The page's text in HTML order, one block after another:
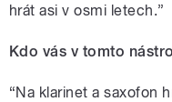
hrát asi v osmi letech.”
Kdo vás v tomto
“Na klarinet a saxofon